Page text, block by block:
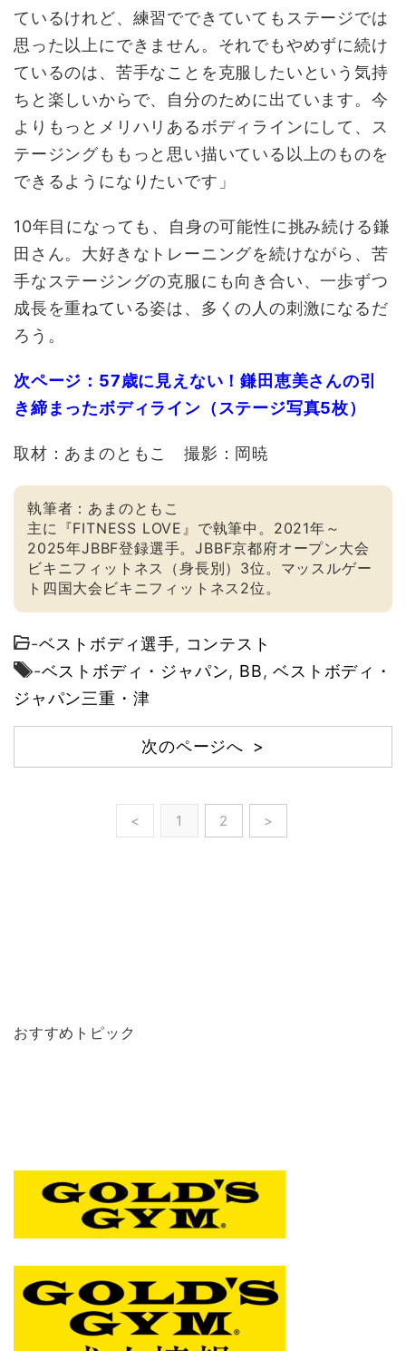
ているけれど、練習でできていてもステージでは
思った以上にできません。それでもやめずに続け
ているのは、苦手なことを克服したいという気持
ちと楽しいからで、自分のために出ています。今
よりもっとメリハリあるボディラインにして、ス
テージングももっと思い描いている以上のものを
できるようになりたいです」
10年目になっても、自身の可能性に挑み続ける鎌
田さん。大好きなトレーニングを続けながら、苦
手なステージングの克服にも向き合い、一歩ずつ
成長を重ねている姿は、多くの人の刺激になるだ
ろう。
次ページ：57歳に見えない！鎌田恵美さんの引
き締まったボディライン（ステージ写真5枚）
取材：あまのともこ 撮影：岡暁
執筆者：あまのともこ
主に『FITNESS LOVE』で執筆中。2021年～
2025年JBBF登録選手。JBBF京都府オープン大会
ビキニフィットネス（身長別）3位。マッスルゲー
ト四国大会ビキニフィットネス2位。
-ベストボディ選手, コンテスト
-ベストボディ・ジャパン, BB,ベストボディ・
ジャパン三重・津
次のページへ >
< 1 2 >
おすすめトピック